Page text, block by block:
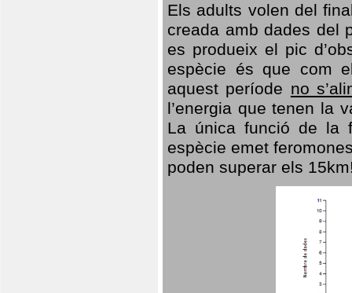
Els adults volen del
creada amb dades del
es produeix el pic
espècie és que com
aquest període no
l’energia que tenen la
La única funció de la
espècie emet
poden superar els